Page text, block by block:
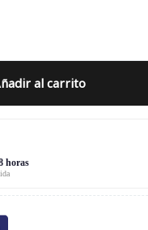
al carrito
horas